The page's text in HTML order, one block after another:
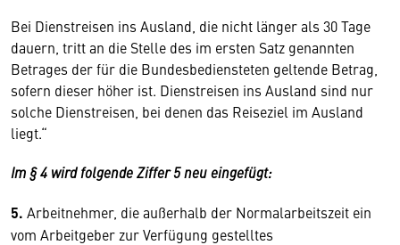
Bei Dienstreisen ins Ausland, die nicht länger als 30 Tage
dauern, tritt an die Stelle des im ersten Satz genannten
Betrages der für die Bundesbediensteten geltende Betrag,
sofern dieser höher ist. Dienstreisen ins Ausland sind nur
solche Dienstreisen, bei denen das Reiseziel im Ausland
liegt.“
Im § 4 wird folgende Ziffer 5 neu eingefügt:
5. Arbeitnehmer, die außerhalb der Normalarbeitszeit ein
vom Arbeitgeber zur Verfügung gestelltes